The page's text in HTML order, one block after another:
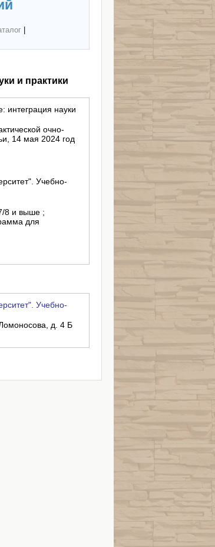
|
и практики
интеграция науки
очно-
14 мая 2024 год
Учебно-
8 и выше ;
для
Учебно-
д. 4 Б